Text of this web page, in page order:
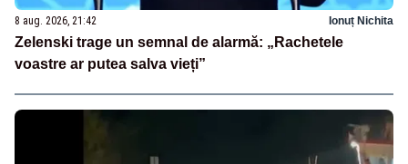
8 aug. 2026, 21:42 Ionuț Nichita
Zelenski trage un semnal de alarmă: „Rachetele
voastre ar putea salva vieți”